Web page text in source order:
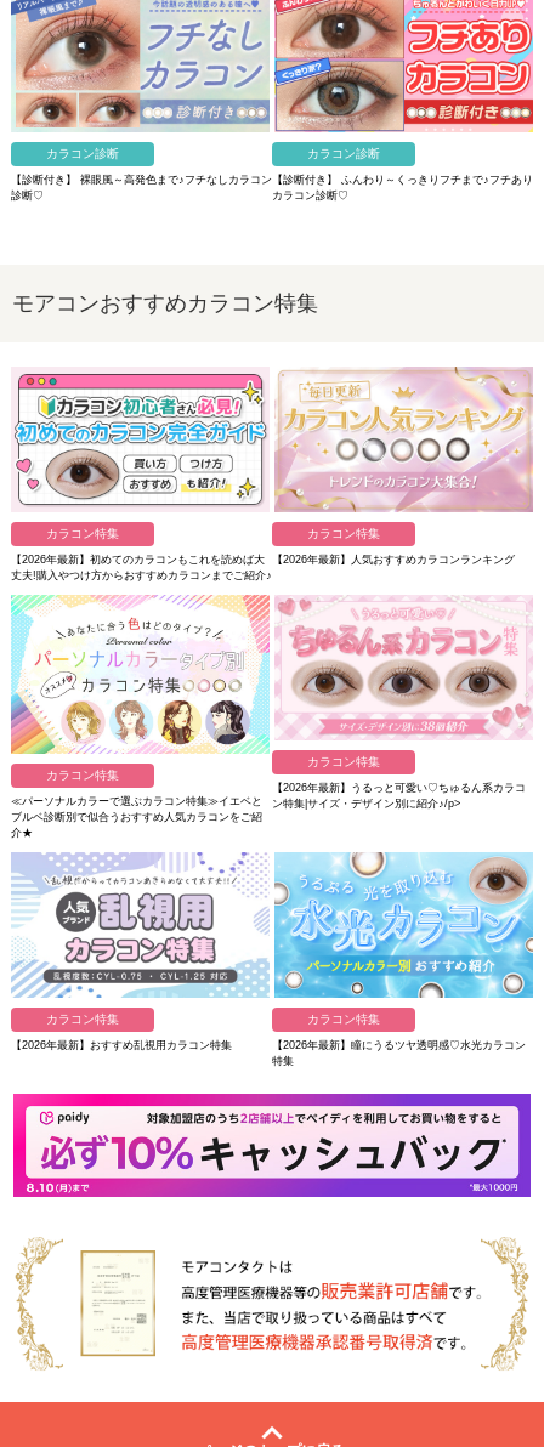
カラコン診断
【診断付き】 裸眼風～高発色まで♪フチなしカラコン
診断♡
カラコン診断
【診断付き】 ふんわり～くっきりフチまで♪フチあり
カラコン診断♡
モアコンおすすめカラコン特集
カラコン特集
【2026年最新】初めてのカラコンもこれを読めば大
丈夫!購入やつけ方からおすすめカラコンまでご紹介♪
カラコン特集
【2026年最新】人気おすすめカラコンランキング
カラコン特集
≪パーソナルカラーで選ぶカラコン特集≫イエベと
ブルベ診断別で似合うおすすめ人気カラコンをご紹
介★
カラコン特集
【2026年最新】うるっと可愛い♡ちゅるん系カラコ
ン特集|サイズ・デザイン別に紹介♪/p>
カラコン特集
【2026年最新】おすすめ乱視用カラコン特集
カラコン特集
【2026年最新】瞳にうるツヤ透明感♡水光カラコン
特集